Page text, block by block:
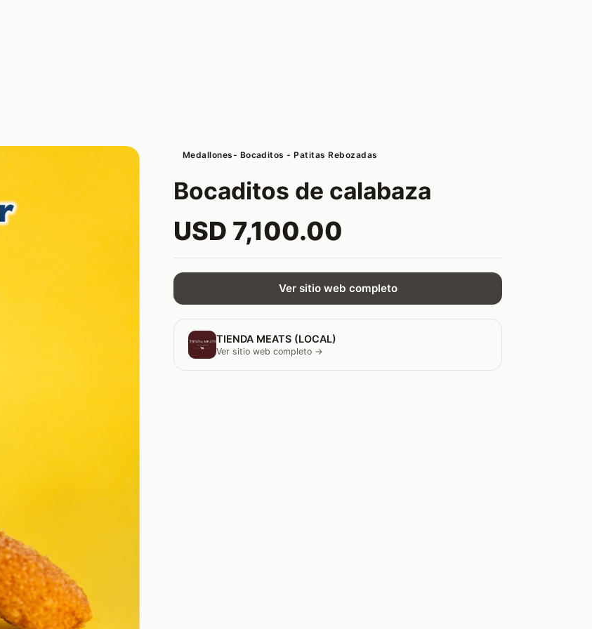
Medallones- Bocaditos - Patitas Rebozadas
Bocaditos de calabaza
USD 7,100.00
Ver sitio web completo
TIENDA MEATS (LOCAL)
Ver sitio web completo →